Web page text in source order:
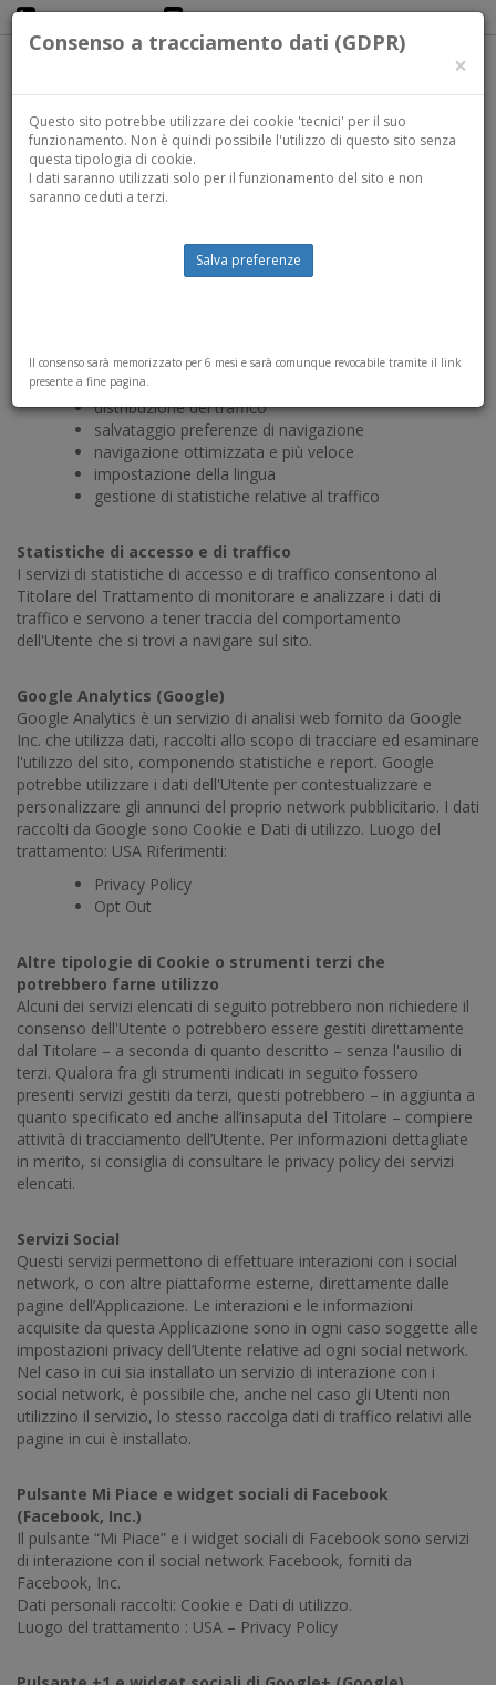
+39 329 5916175 bitdefenderMSP@avmail.it
COOKIE POLICY
Cosa sono i Cookie?
I Cookie, porzioni di codice installate all'interno del browser
utilizzate nell'erogazione del servizio in base alle finalità del sito,
salvataggio sessione dell'Utente
distribuzione del traffico
salvataggio preferenze di navigazione
navigazione ottimizzata e più veloce
impostazione della lingua
gestione di statistiche relative al traffico
Statistiche di accesso e di traffico
I servizi di statistiche di accesso e di traffico consentono al
Titolare del Trattamento di monitorare e analizzare i dati di
traffico e servono a tener traccia del comportamento
dell'Utente che si trovi a navigare sul sito.
Google Analytics (Google)
Google Analytics è un servizio di analisi web fornito da Google
Inc. che utilizza dati, raccolti allo scopo di tracciare ed esaminare
l'utilizzo del sito, componendo statistiche e report. Google
potrebbe utilizzare i dati dell'Utente per contestualizzare e
personalizzare gli annunci del proprio network pubblicitario. I dati
raccolti da Google sono Cookie e Dati di utilizzo. Luogo del
trattamento: USA Riferimenti:
Privacy Policy
Opt Out
Altre tipologie di Cookie o strumenti terzi che
potrebbero farne utilizzo
Alcuni dei servizi elencati di seguito potrebbero non richiedere il
consenso dell'Utente o potrebbero essere gestiti direttamente
dal Titolare – a seconda di quanto descritto – senza l'ausilio di
terzi. Qualora fra gli strumenti indicati in seguito fossero
presenti servizi gestiti da terzi, questi potrebbero – in aggiunta a
quanto specificato ed anche all’insaputa del Titolare – compiere
attività di tracciamento dell’Utente. Per informazioni dettagliate
in merito, si consiglia di consultare le privacy policy dei servizi
elencati.
Servizi Social
Questi servizi permettono di effettuare interazioni con i social
network, o con altre piattaforme esterne, direttamente dalle
pagine dell’Applicazione. Le interazioni e le informazioni
acquisite da questa Applicazione sono in ogni caso soggette alle
impostazioni privacy dell’Utente relative ad ogni social network.
Nel caso in cui sia installato un servizio di interazione con i
social network, è possibile che, anche nel caso gli Utenti non
utilizzino il servizio, lo stesso raccolga dati di traffico relativi alle
pagine in cui è installato.
Pulsante Mi Piace e widget sociali di Facebook
(Facebook, Inc.)
Il pulsante “Mi Piace” e i widget sociali di Facebook sono servizi
di interazione con il social network Facebook, forniti da
Facebook, Inc.
Dati personali raccolti: Cookie e Dati di utilizzo.
Luogo del trattamento : USA – Privacy Policy
Consenso a tracciamento dati (GDPR)
×
Questo sito potrebbe utilizzare dei cookie 'tecnici' per il suo
funzionamento. Non è quindi possibile l'utilizzo di questo sito senza
questa tipologia di cookie.
I dati saranno utilizzati solo per il funzionamento del sito e non
saranno ceduti a terzi.
Salva preferenze
Il consenso sarà memorizzato per 6 mesi e sarà comunque revocabile tramite il link
presente a fine pagina.